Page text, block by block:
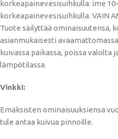
korkeapainevesisuihkulla: ime
korkeapainevesisuihkulla. VAIN
Tuote säilyttää ominaisuutensa,
asianmukaisesti
kuivassa paikassa, poissa valolta
lämpötilassa.
Vinkki:
Emäksisten ominaisuuksiensa
tule antaa kuivua pinnoille.